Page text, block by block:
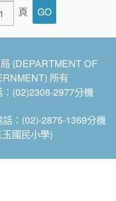
頁
(DEPARTMENT OF
所有
(02)2308-2977分機
：(02)-2875-1369分機
國民小學)